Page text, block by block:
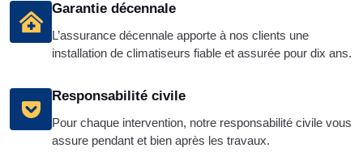
Garantie décennale
L’assurance décennale apporte à nos clients une
installation de climatiseurs fiable et assurée pour dix ans.
Responsabilité civile
Pour chaque intervention, notre responsabilité civile vous
assure pendant et bien après les travaux.